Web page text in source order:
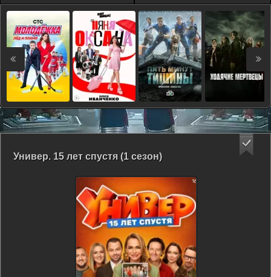
Универ. 15 лет спустя (1 сезон)